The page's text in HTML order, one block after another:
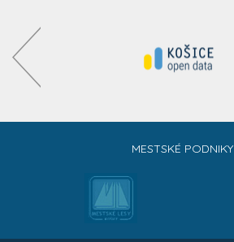
MESTSKÉ PODNIKY